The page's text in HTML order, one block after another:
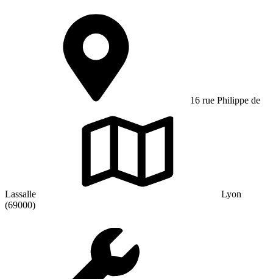
16 rue Philippe de
Lassalle
Lyon
(69000)